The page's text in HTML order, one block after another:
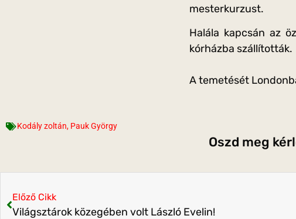
mesterkurzust.
Halála kapcsán az
kórházba szállították.
A temetését
Kodály zoltán, Pauk György
Oszd meg
Előző Cikk
Világsztárok közegében volt László Evelin!